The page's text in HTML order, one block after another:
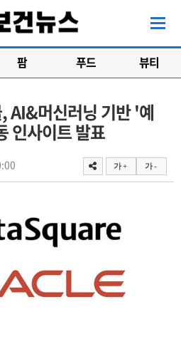
팜 푸드 뷰티
AI&머신러닝 기반 '예
인사이트 발표
가 + 가 -